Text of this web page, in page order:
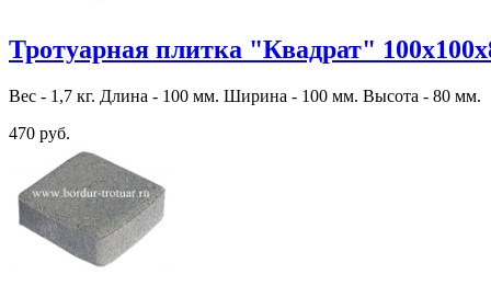
Тротуарная плитка "Квадрат"
Вес - 1,7 кг. Длина - 100 мм. Ширина - 100 мм. Высота - 80 мм.
470 руб.